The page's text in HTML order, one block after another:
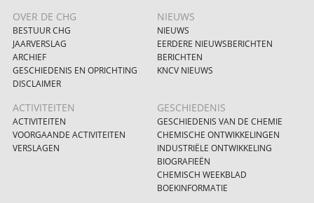
OVER DE CHG
BESTUUR CHG
JAARVERSLAG
ARCHIEF
GESCHIEDENIS EN OPRICHTING
DISCLAIMER
NIEUWS
NIEUWS
EERDERE NIEUWSBERICHTEN
BERICHTEN
KNCV NIEUWS
ACTIVITEITEN
ACTIVITEITEN
VOORGAANDE ACTIVITEITEN
VERSLAGEN
GESCHIEDENIS
GESCHIEDENIS VAN DE CHEMIE
CHEMISCHE ONTWIKKELINGEN
INDUSTRIËLE ONTWIKKELING
BIOGRAFIEËN
CHEMISCH WEEKBLAD
BOEKINFORMATIE